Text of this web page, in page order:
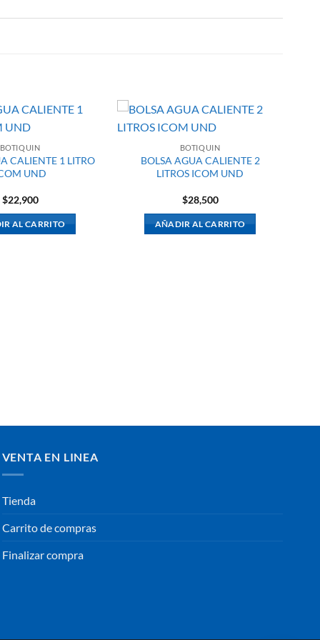
BOTIQUIN
CALIENTE 1 LITRO
UND
$22,900
AL CARRITO
BOTIQUIN
BOLSA AGUA CALIENTE 2
LITROS ICOM UND
$28,500
AÑADIR AL CARRITO
VENTA EN LINEA
Tienda
Carrito de compras
Finalizar compra